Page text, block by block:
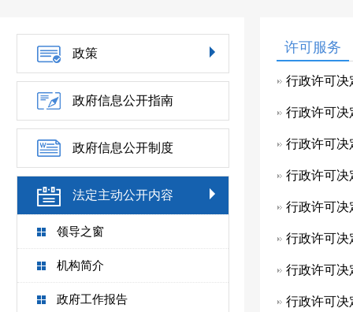
政策
政府信息公开指南
政府信息公开制度
法定主动公开内容
领导之窗
机构简介
政府工作报告
许可服务
行政许可决
行政许可决
行政许可决
行政许可决
行政许可决
行政许可决
行政许可决
行政许可决